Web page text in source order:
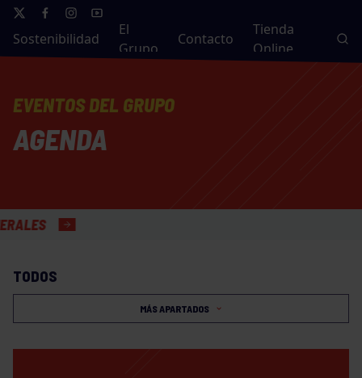
Sostenibilidad
El
Grupo
Contacto
Tienda
Online
EVENTOS DEL GRUPO
AGENDA
TODOS
MÁS APARTADOS